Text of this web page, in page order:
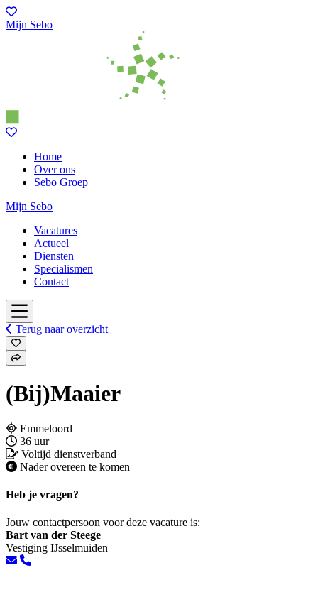
Mijn Sebo
Home
Over ons
Sebo Groep
Mijn Sebo
Vacatures
Actueel
Diensten
Specialismen
Contact
Terug naar overzicht
(Bij)Maaier
Emmeloord
36 uur
Voltijd dienstverband
Nader overeen te komen
Heb je vragen?
Jouw contactpersoon voor deze vacature is:
Bart van der Steege
Vestiging IJsselmuiden